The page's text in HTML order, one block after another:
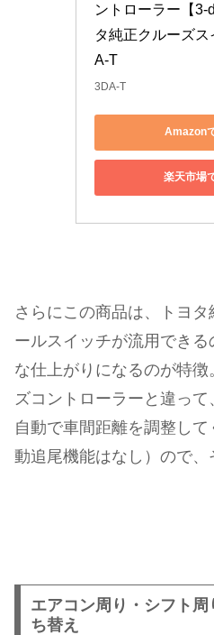
ントローラー【3-
タ純正クルーズ
A-T
3DA-T
Amazon
楽天市場
さらにこの商品は、トヨ
ールスイッチが流用でき
な仕上がりになるのが特
ズコントローラーと違っ
自動で車間距離を調整し
動追尾機能はなし）ので、
エアコン周り・シフト
ち替え